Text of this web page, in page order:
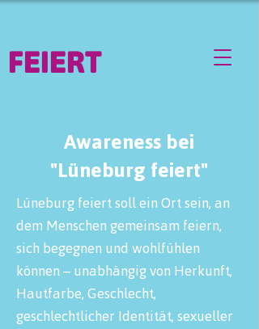
FEIERT
Awareness bei
"Lüneburg feiert"
Lüneburg feiert soll ein Ort sein, an
dem Menschen gemeinsam feiern,
sich begegnen und wohlfühlen
können – unabhängig von Herkunft,
Hautfarbe, Geschlecht,
geschlechtlicher Identität, sexueller